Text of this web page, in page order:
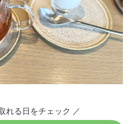
れる日をチェック ／